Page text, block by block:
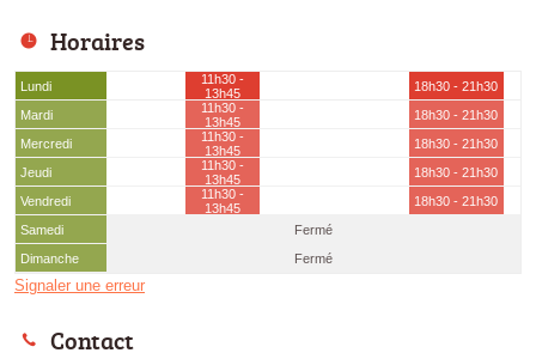
Horaires
Lundi
11h30 -
13h45
18h30 - 21h30
Mardi
11h30 -
13h45
18h30 - 21h30
Mercredi
11h30 -
13h45
18h30 - 21h30
Jeudi
11h30 -
13h45
18h30 - 21h30
Vendredi
11h30 -
13h45
18h30 - 21h30
Samedi
Fermé
Dimanche
Fermé
Signaler une erreur
Contact